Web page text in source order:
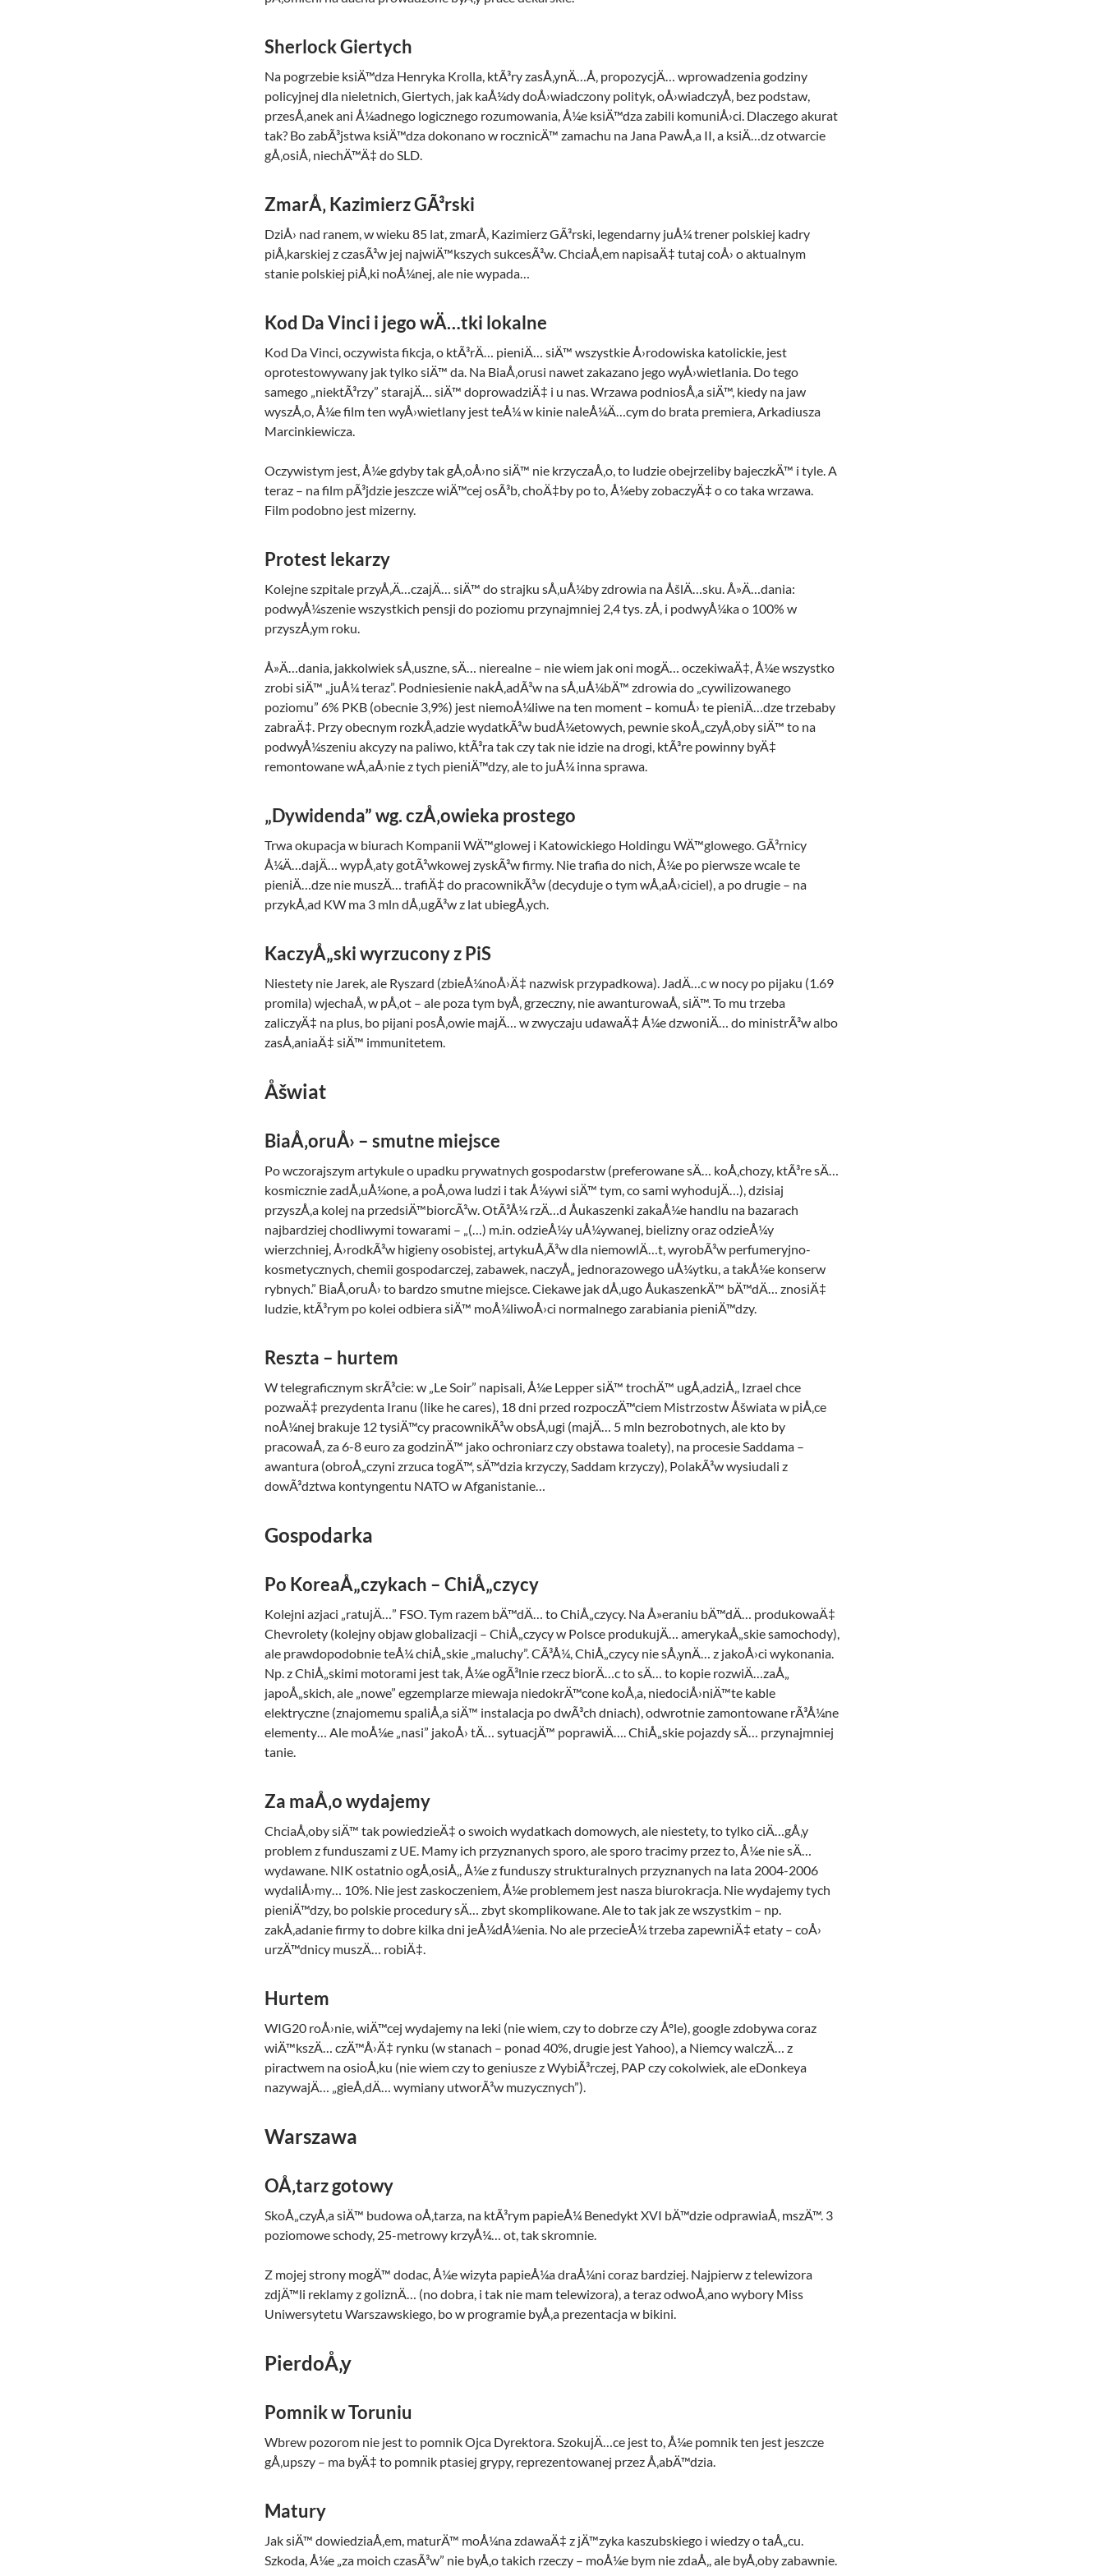
Sherlock Giertych
Na pogrzebie ksiÄ™dza Henryka Krolla, ktÃ³ry zasÅ‚ynÄ…Å‚ propozycjÄ… wprowadzenia godziny
policyjnej dla nieletnich, Giertych, jak kaÅ¼dy doÅ›wiadczony polityk, oÅ›wiadczyÅ‚ bez podstaw,
przesÅ‚anek ani Å¼adnego logicznego rozumowania, Å¼e ksiÄ™dza zabili komuniÅ›ci. Dlaczego akurat
tak? Bo zabÃ³jstwa ksiÄ™dza dokonano w rocznicÄ™ zamachu na Jana PawÅ‚a II, a ksiÄ…dz otwarcie
gÅ‚osiÅ‚ niechÄ™Ä‡ do SLD.
ZmarÅ‚ Kazimierz GÃ³rski
DziÅ› nad ranem, w wieku 85 lat, zmarÅ‚ Kazimierz GÃ³rski, legendarny juÅ¼ trener polskiej kadry
piÅ‚karskiej z czasÃ³w jej najwiÄ™kszych sukcesÃ³w. ChciaÅ‚em napisaÄ‡ tutaj coÅ› o aktualnym
stanie polskiej piÅ‚ki noÅ¼nej, ale nie wypada…
Kod Da Vinci i jego wÄ…tki lokalne
Kod Da Vinci, oczywista fikcja, o ktÃ³rÄ… pieniÄ… siÄ™ wszystkie Å›rodowiska katolickie, jest
oprotestowywany jak tylko siÄ™ da. Na BiaÅ‚orusi nawet zakazano jego wyÅ›wietlania. Do tego
samego „niektÃ³rzy” starajÄ… siÄ™ doprowadziÄ‡ i u nas. Wrzawa podniosÅ‚a siÄ™, kiedy na jaw
wyszÅ‚o, Å¼e film ten wyÅ›wietlany jest teÅ¼ w kinie naleÅ¼Ä…cym do brata premiera, Arkadiusza
Marcinkiewicza.
Oczywistym jest, Å¼e gdyby tak gÅ‚oÅ›no siÄ™ nie krzyczaÅ‚o, to ludzie obejrzeliby bajeczkÄ™ i tyle. A
teraz – na film pÃ³jdzie jeszcze wiÄ™cej osÃ³b, choÄ‡by po to, Å¼eby zobaczyÄ‡ o co taka wrzawa.
Film podobno jest mizerny.
Protest lekarzy
Kolejne szpitale przyÅ‚Ä…czajÄ… siÄ™ do strajku sÅ‚uÅ¼by zdrowia na ÅšlÄ…sku. Å»Ä…dania:
podwyÅ¼szenie wszystkich pensji do poziomu przynajmniej 2,4 tys. zÅ‚ i podwyÅ¼ka o 100% w
przyszÅ‚ym roku.
Å»Ä…dania, jakkolwiek sÅ‚uszne, sÄ… nierealne – nie wiem jak oni mogÄ… oczekiwaÄ‡, Å¼e wszystko
zrobi siÄ™ „juÅ¼ teraz”. Podniesienie nakÅ‚adÃ³w na sÅ‚uÅ¼bÄ™ zdrowia do „cywilizowanego
poziomu” 6% PKB (obecnie 3,9%) jest niemoÅ¼liwe na ten moment – komuÅ› te pieniÄ…dze trzebaby
zabraÄ‡. Przy obecnym rozkÅ‚adzie wydatkÃ³w budÅ¼etowych, pewnie skoÅ„czyÅ‚oby siÄ™ to na
podwyÅ¼szeniu akcyzy na paliwo, ktÃ³ra tak czy tak nie idzie na drogi, ktÃ³re powinny byÄ‡
remontowane wÅ‚aÅ›nie z tych pieniÄ™dzy, ale to juÅ¼ inna sprawa.
„Dywidenda” wg. czÅ‚owieka prostego
Trwa okupacja w biurach Kompanii WÄ™glowej i Katowickiego Holdingu WÄ™glowego. GÃ³rnicy
Å¼Ä…dajÄ… wypÅ‚aty gotÃ³wkowej zyskÃ³w firmy. Nie trafia do nich, Å¼e po pierwsze wcale te
pieniÄ…dze nie muszÄ… trafiÄ‡ do pracownikÃ³w (decyduje o tym wÅ‚aÅ›ciciel), a po drugie – na
przykÅ‚ad KW ma 3 mln dÅ‚ugÃ³w z lat ubiegÅ‚ych.
KaczyÅ„ski wyrzucony z PiS
Niestety nie Jarek, ale Ryszard (zbieÅ¼noÅ›Ä‡ nazwisk przypadkowa). JadÄ…c w nocy po pijaku (1.69
promila) wjechaÅ‚ w pÅ‚ot – ale poza tym byÅ‚ grzeczny, nie awanturowaÅ‚ siÄ™. To mu trzeba
zaliczyÄ‡ na plus, bo pijani posÅ‚owie majÄ… w zwyczaju udawaÄ‡ Å¼e dzwoniÄ… do ministrÃ³w albo
zasÅ‚aniaÄ‡ siÄ™ immunitetem.
Åšwiat
BiaÅ‚oruÅ› – smutne miejsce
Po wczorajszym artykule o upadku prywatnych gospodarstw (preferowane sÄ… koÅ‚chozy, ktÃ³re sÄ…
kosmicznie zadÅ‚uÅ¼one, a poÅ‚owa ludzi i tak Å¼ywi siÄ™ tym, co sami wyhodujÄ…), dzisiaj
przyszÅ‚a kolej na przedsiÄ™biorcÃ³w. OtÃ³Å¼ rzÄ…d Åukaszenki zakaÅ¼e handlu na bazarach
najbardziej chodliwymi towarami – „(…) m.in. odzieÅ¼y uÅ¼ywanej, bielizny oraz odzieÅ¼y
wierzchniej, Å›rodkÃ³w higieny osobistej, artykuÅ‚Ã³w dla niemowlÄ…t, wyrobÃ³w perfumeryjno-
kosmetycznych, chemii gospodarczej, zabawek, naczyÅ„ jednorazowego uÅ¼ytku, a takÅ¼e konserw
rybnych.” BiaÅ‚oruÅ› to bardzo smutne miejsce. Ciekawe jak dÅ‚ugo ÅukaszenkÄ™ bÄ™dÄ… znosiÄ‡
ludzie, ktÃ³rym po kolei odbiera siÄ™ moÅ¼liwoÅ›ci normalnego zarabiania pieniÄ™dzy.
Reszta – hurtem
W telegraficznym skrÃ³cie: w „Le Soir” napisali, Å¼e Lepper siÄ™ trochÄ™ ugÅ‚adziÅ‚, Izrael chce
pozwaÄ‡ prezydenta Iranu (like he cares), 18 dni przed rozpoczÄ™ciem Mistrzostw Åšwiata w piÅ‚ce
noÅ¼nej brakuje 12 tysiÄ™cy pracownikÃ³w obsÅ‚ugi (majÄ… 5 mln bezrobotnych, ale kto by
pracowaÅ‚ za 6-8 euro za godzinÄ™ jako ochroniarz czy obstawa toalety), na procesie Saddama –
awantura (obroÅ„czyni zrzuca togÄ™, sÄ™dzia krzyczy, Saddam krzyczy), PolakÃ³w wysiudali z
dowÃ³dztwa kontyngentu NATO w Afganistanie…
Gospodarka
Po KoreaÅ„czykach – ChiÅ„czycy
Kolejni azjaci „ratujÄ…” FSO. Tym razem bÄ™dÄ… to ChiÅ„czycy. Na Å»eraniu bÄ™dÄ… produkowaÄ‡
Chevrolety (kolejny objaw globalizacji – ChiÅ„czycy w Polsce produkujÄ… amerykaÅ„skie samochody),
ale prawdopodobnie teÅ¼ chiÅ„skie „maluchy”. CÃ³Å¼, ChiÅ„czycy nie sÅ‚ynÄ… z jakoÅ›ci wykonania.
Np. z ChiÅ„skimi motorami jest tak, Å¼e ogÃ³lnie rzecz biorÄ…c to sÄ… to kopie rozwiÄ…zaÅ„
japoÅ„skich, ale „nowe” egzemplarze miewaja niedokrÄ™cone koÅ‚a, niedociÅ›niÄ™te kable
elektryczne (znajomemu spaliÅ‚a siÄ™ instalacja po dwÃ³ch dniach), odwrotnie zamontowane rÃ³Å¼ne
elementy… Ale moÅ¼e „nasi” jakoÅ› tÄ… sytuacjÄ™ poprawiÄ…. ChiÅ„skie pojazdy sÄ… przynajmniej
tanie.
Za maÅ‚o wydajemy
ChciaÅ‚oby siÄ™ tak powiedzieÄ‡ o swoich wydatkach domowych, ale niestety, to tylko ciÄ…gÅ‚y
problem z funduszami z UE. Mamy ich przyznanych sporo, ale sporo tracimy przez to, Å¼e nie sÄ…
wydawane. NIK ostatnio ogÅ‚osiÅ‚, Å¼e z funduszy strukturalnych przyznanych na lata 2004-2006
wydaliÅ›my… 10%. Nie jest zaskoczeniem, Å¼e problemem jest nasza biurokracja. Nie wydajemy tych
pieniÄ™dzy, bo polskie procedury sÄ… zbyt skomplikowane. Ale to tak jak ze wszystkim – np.
zakÅ‚adanie firmy to dobre kilka dni jeÅ¼dÅ¼enia. No ale przecieÅ¼ trzeba zapewniÄ‡ etaty – coÅ›
urzÄ™dnicy muszÄ… robiÄ‡.
Hurtem
WIG20 roÅ›nie, wiÄ™cej wydajemy na leki (nie wiem, czy to dobrze czy Åºle), google zdobywa coraz
wiÄ™kszÄ… czÄ™Å›Ä‡ rynku (w stanach – ponad 40%, drugie jest Yahoo), a Niemcy walczÄ… z
piractwem na osioÅ‚ku (nie wiem czy to geniusze z WybiÃ³rczej, PAP czy cokolwiek, ale eDonkeya
nazywajÄ… „gieÅ‚dÄ… wymiany utworÃ³w muzycznych”).
Warszawa
OÅ‚tarz gotowy
SkoÅ„czyÅ‚a siÄ™ budowa oÅ‚tarza, na ktÃ³rym papieÅ¼ Benedykt XVI bÄ™dzie odprawiaÅ‚ mszÄ™. 3
poziomowe schody, 25-metrowy krzyÅ¼… ot, tak skromnie.
Z mojej strony mogÄ™ dodac, Å¼e wizyta papieÅ¼a draÅ¼ni coraz bardziej. Najpierw z telewizora
zdjÄ™li reklamy z goliznÄ… (no dobra, i tak nie mam telewizora), a teraz odwoÅ‚ano wybory Miss
Uniwersytetu Warszawskiego, bo w programie byÅ‚a prezentacja w bikini.
PierdoÅ‚y
Pomnik w Toruniu
Wbrew pozorom nie jest to pomnik Ojca Dyrektora. SzokujÄ…ce jest to, Å¼e pomnik ten jest jeszcze
gÅ‚upszy – ma byÄ‡ to pomnik ptasiej grypy, reprezentowanej przez Å‚abÄ™dzia.
Matury
Jak siÄ™ dowiedziaÅ‚em, maturÄ™ moÅ¼na zdawaÄ‡ z jÄ™zyka kaszubskiego i wiedzy o taÅ„cu.
Szkoda, Å¼e „za moich czasÃ³w” nie byÅ‚o takich rzeczy – moÅ¼e bym nie zdaÅ‚, ale byÅ‚oby zabawnie.